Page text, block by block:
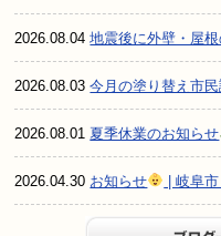
2026.08.04地震後に外壁・屋
2026.08.03今月の塗り替え市
2026.08.01 夏季休業のお知らせ
2026.04.30 お知らせ | 岐阜